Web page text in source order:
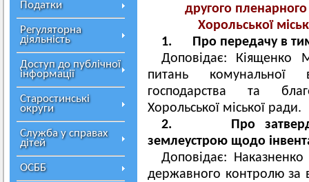
Податки
Регуляторна
діяльність
Доступ до публічної
інформації
Старостинські
округи
Служба у справах
дітей
ОСББ
другого пленарного
Хорольської
1. Про передачу в
Доповідає: Кіященко
питань комунальної
господарства та
Хорольської міської ради.
2. Про
землеустрою щодо
Доповідає:
державного контролю за